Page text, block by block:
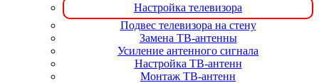
Настройка телевизора
Подвес телевизора на стену
Замена ТВ-антенны
Усиление антенного сигнала
Настройка ТВ-антенн
Монтаж ТВ-антенн